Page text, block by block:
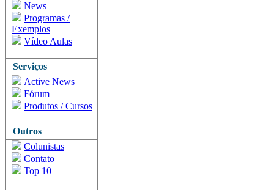
News
Programas /
Exemplos
Vídeo Aulas
Serviços
Active News
Fórum
Produtos / Cursos
Outros
Colunistas
Contato
Top 10